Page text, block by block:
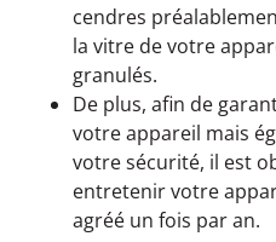
cendres
la vitre de votre
granulés.
De plus, afin de
votre appareil mais
votre sécurité, il est
entretenir votre
agréé un fois par an.